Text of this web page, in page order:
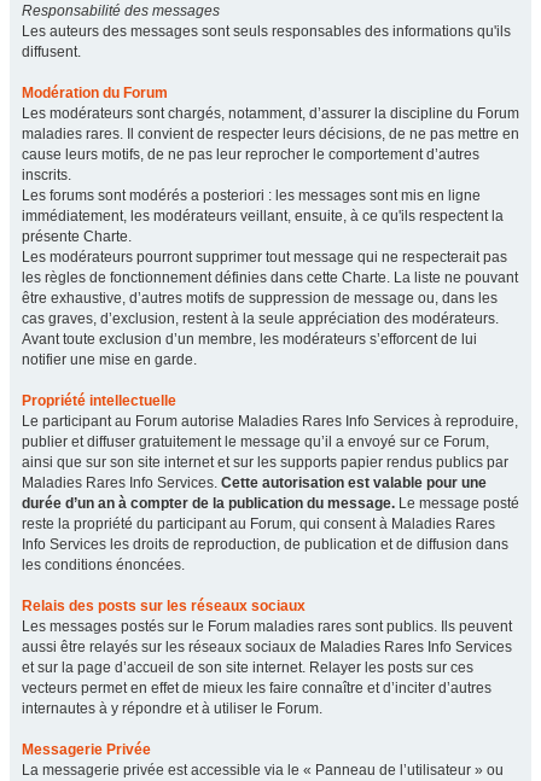
Responsabilité des messages
Les auteurs des messages sont seuls responsables des informations qu'ils
diffusent.
Modération du Forum
Les modérateurs sont chargés, notamment, d’assurer la discipline du Forum
maladies rares. Il convient de respecter leurs décisions, de ne pas mettre en
cause leurs motifs, de ne pas leur reprocher le comportement d’autres
inscrits.
Les forums sont modérés a posteriori : les messages sont mis en ligne
immédiatement, les modérateurs veillant, ensuite, à ce qu'ils respectent la
présente Charte.
Les modérateurs pourront supprimer tout message qui ne respecterait pas
les règles de fonctionnement définies dans cette Charte. La liste ne pouvant
être exhaustive, d’autres motifs de suppression de message ou, dans les
cas graves, d’exclusion, restent à la seule appréciation des modérateurs.
Avant toute exclusion d’un membre, les modérateurs s’efforcent de lui
notifier une mise en garde.
Propriété intellectuelle
Le participant au Forum autorise Maladies Rares Info Services à reproduire,
publier et diffuser gratuitement le message qu’il a envoyé sur ce Forum,
ainsi que sur son site internet et sur les supports papier rendus publics par
Maladies Rares Info Services. Cette autorisation est valable pour une
durée d’un an à compter de la publication du message. Le message posté
reste la propriété du participant au Forum, qui consent à Maladies Rares
Info Services les droits de reproduction, de publication et de diffusion dans
les conditions énoncées.
Relais des posts sur les réseaux sociaux
Les messages postés sur le Forum maladies rares sont publics. Ils peuvent
aussi être relayés sur les réseaux sociaux de Maladies Rares Info Services
et sur la page d’accueil de son site internet. Relayer les posts sur ces
vecteurs permet en effet de mieux les faire connaître et d’inciter d’autres
internautes à y répondre et à utiliser le Forum.
Messagerie Privée
La messagerie privée est accessible via le « Panneau de l’utilisateur » ou